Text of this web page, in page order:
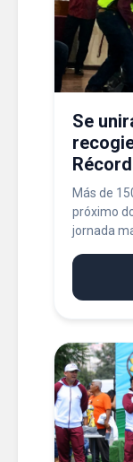
Se
Más de
próximo
jornada